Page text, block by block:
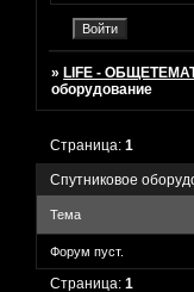
» LIFE -
оборудование
Спутниковое
Страница:1
Тема
Форум пуст.
Страница:1